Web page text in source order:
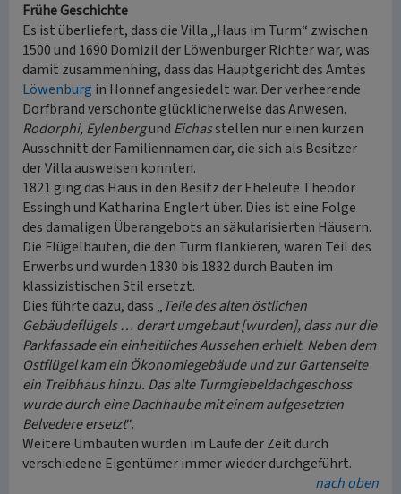
Frühe Geschichte
Es ist überliefert, dass die Villa „Haus im Turm“ zwischen
1500 und 1690 Domizil der Löwenburger Richter war, was
damit zusammenhing, dass das Hauptgericht des Amtes
Löwenburg in Honnef angesiedelt war. Der verheerende
Dorfbrand verschonte glücklicherweise das Anwesen.
Rodorphi, Eylenbergund Eichasstellen nur einen kurzen
Ausschnitt der Familiennamen dar, die sich als Besitzer
der Villa ausweisen konnten.
1821 ging das Haus in den Besitz der Eheleute Theodor
Essingh und Katharina Englert über. Dies ist eine Folge
des damaligen Überangebots an säkularisierten Häusern.
Die Flügelbauten, die den Turm flankieren, waren Teil des
Erwerbs und wurden 1830 bis 1832 durch Bauten im
klassizistischen Stil ersetzt.
Dies führte dazu, dass „Teile des alten östlichen
Gebäudeflügels … derart umgebaut [wurden], dass nur die
Parkfassade ein einheitliches Aussehen erhielt. Neben dem
Ostflügel kam ein Ökonomiegebäude und zur Gartenseite
ein Treibhaus hinzu. Das alte Turmgiebeldachgeschoss
wurde durch eine Dachhaube mit einem aufgesetzten
Belvedere ersetzt“.
Weitere Umbauten wurden im Laufe der Zeit durch
verschiedene Eigentümer immer wieder durchgeführt.
nach oben